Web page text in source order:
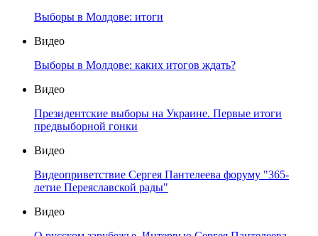
Выборы в Молдове: итоги
Видео
Выборы в Молдове: каких итогов ждать?
Видео
Президентские выборы на Украине. Первые итоги
предвыборной гонки
Видео
Видеоприветствие Сергея Пантелеева форуму "365-
летие Переяславской рады"
Видео